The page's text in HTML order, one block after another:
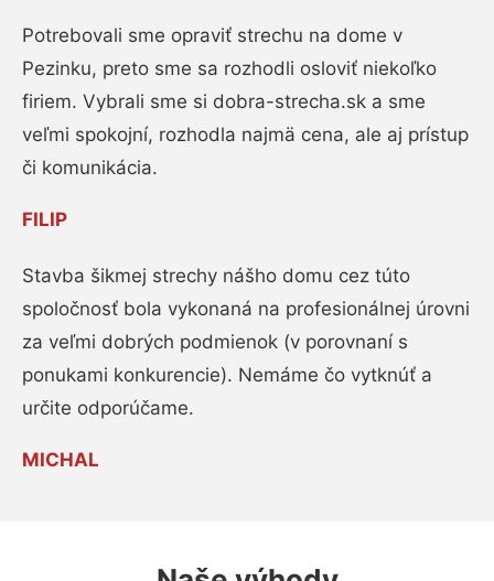
Potrebovali sme opraviť strechu na dome v
Pezinku, preto sme sa rozhodli osloviť niekoľko
firiem. Vybrali sme si dobra-strecha.sk a sme
veľmi spokojní, rozhodla najmä cena, ale aj prístup
či komunikácia.
FILIP
Stavba šikmej strechy nášho domu cez túto
spoločnosť bola vykonaná na profesionálnej úrovni
za veľmi dobrých podmienok (v porovnaní s
ponukami konkurencie). Nemáme čo vytknúť a
určite odporúčame.
MICHAL